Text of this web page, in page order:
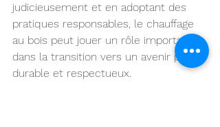
judicieusement et en adoptant des
pratiques responsables, le chauffage
au bois peut jouer un rôle important
dans la transition vers un avenir plus
durable et respectueux.